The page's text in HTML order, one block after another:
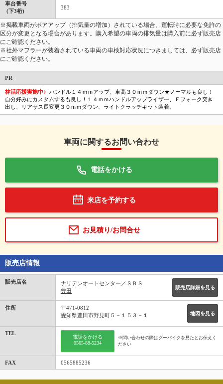
車台番号
(下3桁)
383
※掲載車両がボアアップ（排気量の増加）されている場合、運転時に必要な免許の
区分が変更となる場合があります。購入希望の車両の排気量は購入前に必ず販売店
にご確認ください。
※社外マフラーが装着されている車両の車検対応状況につきましては、必ず販売店
にご確認ください。
PR
林活応援実施中♪ ハンドル１４ｍｍアップ、車高３０ｍｍダウン★ノーマルも良し！
自分好みにカスタムするも良し！１４ｍｍハンドルアップライザー、Ｆフォーク突き
出し、リアサス長変更３０ｍｍダウン、ライトクラッチキット装着。
車両に関するお問い合わせ
電話をかける
来店を予約する
お見積り/お問合せ
販売店情報
販売店名
ナリデンオートセンター／ＳＢＳ
豊田
販売店詳細を見る
住所
地図を見る
〒471-0812
愛知県豊田市野見町５－１５３－１
TEL
電話をかける
0565-88-5234
※問い合わせの際はグーバイクを見たとお伝えく
ださい
FAX 0565885236